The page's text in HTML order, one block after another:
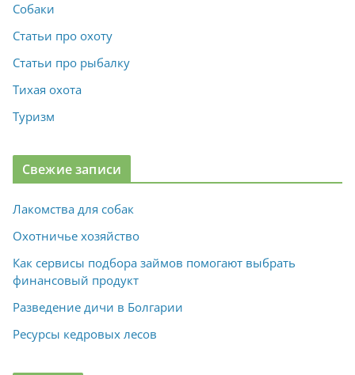
Собаки
Статьи про охоту
Статьи про рыбалку
Тихая охота
Туризм
Свежие записи
Лакомства для собак
Охотничье хозяйство
Как сервисы подбора займов помогают выбрать
финансовый продукт
Разведение дичи в Болгарии
Ресурсы кедровых лесов